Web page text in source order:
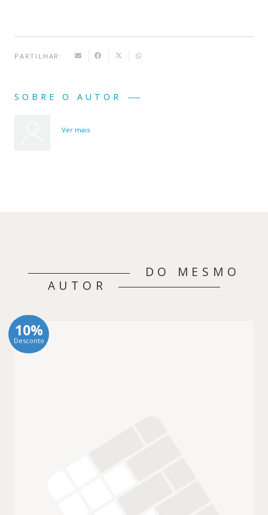
PARTILHAR:
SOBRE O AUTOR
Ver mais
DO MESMO
AUTOR
10%
Desconto